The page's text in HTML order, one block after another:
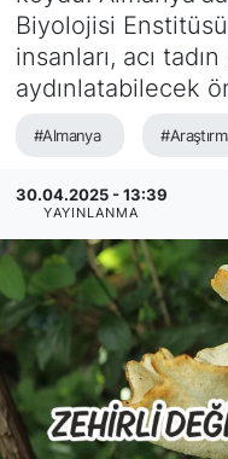
Biyolojisi
insanları, acı
aydınlatabilecek
#Almanya
30.04.2025 - 13:39
YAYINLANMA
SİYASET
SAĞLIK